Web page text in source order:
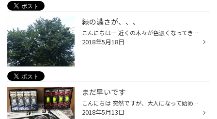
緑の濃さが、、、
こんにちはー 近くの木々が色濃くなってきました 気温も上がり夏が近づいてきましたねー。 今年こそ海に行こう！！！
2018年5月18日
まだ早いです
こんにちは 突然ですが、大人になって始めた事ランキングの1位は ゴルフだと思います、、、、。 まだコースに出ていませんが、自分に合っていないんじゃないかとしか 思えません(T ^ T) しかも、左打ちなので色々大変です、、、、、。 ゴルフの魅力がわかるまでには、もう少しかかりそうです。
2018年5月13日